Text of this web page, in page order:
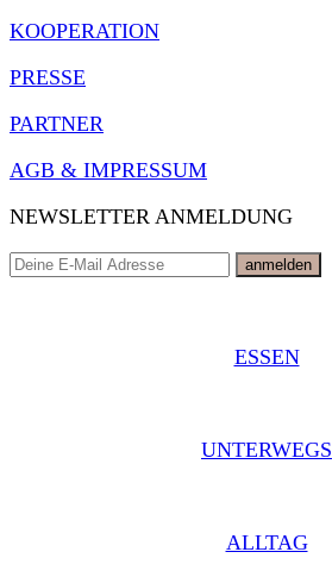
KOOPERATION
PRESSE
PARTNER
AGB & IMPRESSUM
NEWSLETTER ANMELDUNG
ESSEN
UNTERWEGS
ALLTAG